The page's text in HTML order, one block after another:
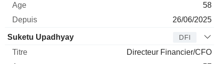
58
26/06/2025
Suketu Upadhyay DFI
Directeur Financier/CFO